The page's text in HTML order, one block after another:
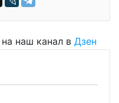
наш канал в Дзен